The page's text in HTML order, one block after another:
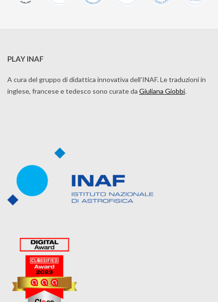
PLAY INAF
A cura del gruppo di didattica innovativa dell’INAF. Le traduzioni in
inglese, francese e tedesco sono curate da Giuliana Giobbi.